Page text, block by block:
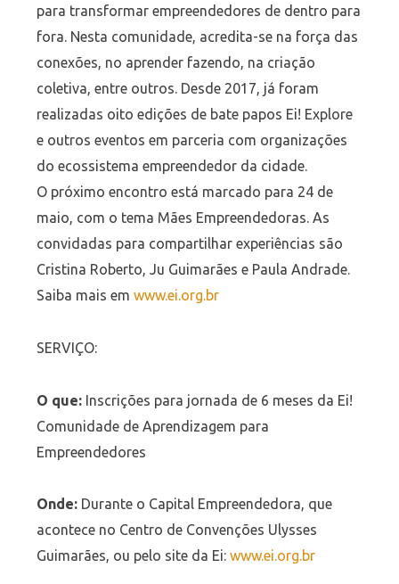
para transformar empreendedores de dentro para
fora. Nesta comunidade, acredita-se na força das
conexões, no aprender fazendo, na criação
coletiva, entre outros. Desde 2017, já foram
realizadas oito edições de bate papos Ei! Explore
e outros eventos em parceria com organizações
do ecossistema empreendedor da cidade.
O próximo encontro está marcado para 24 de
maio, com o tema Mães Empreendedoras. As
convidadas para compartilhar experiências são
Cristina Roberto, Ju Guimarães e Paula Andrade.
Saiba mais em www.ei.org.br
SERVIÇO:
O que:Inscrições para jornada de 6 meses da Ei!
Comunidade de Aprendizagem para
Empreendedores
Onde: Durante o Capital Empreendedora, que
acontece no Centro de Convenções Ulysses
Guimarães, ou pelo site da Ei: www.ei.org.br